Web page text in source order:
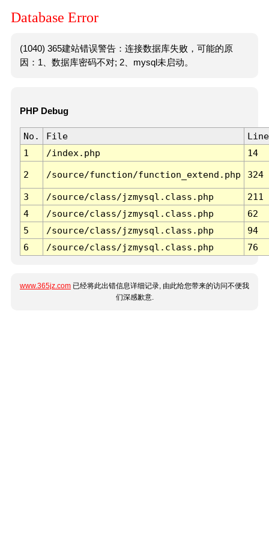
Database Error
(1040) 365建站错误警告：连接数据库失败，可能的原
因：1、数据库密码不对; 2、mysql未启动。
PHP Debug
No. File
Line
1
/index.php 14
2 /source/function/function_extend.php 324
3 /source/class/jzmysql.class.php
211
4
/source/class/jzmysql.class.php
62
5
/source/class/jzmysql.class.php
94
6
/source/class/jzmysql.class.php 76
www.365jz.com 已经将此出错信息详细记录, 由此给您带来的访问不便我
们深感歉意.